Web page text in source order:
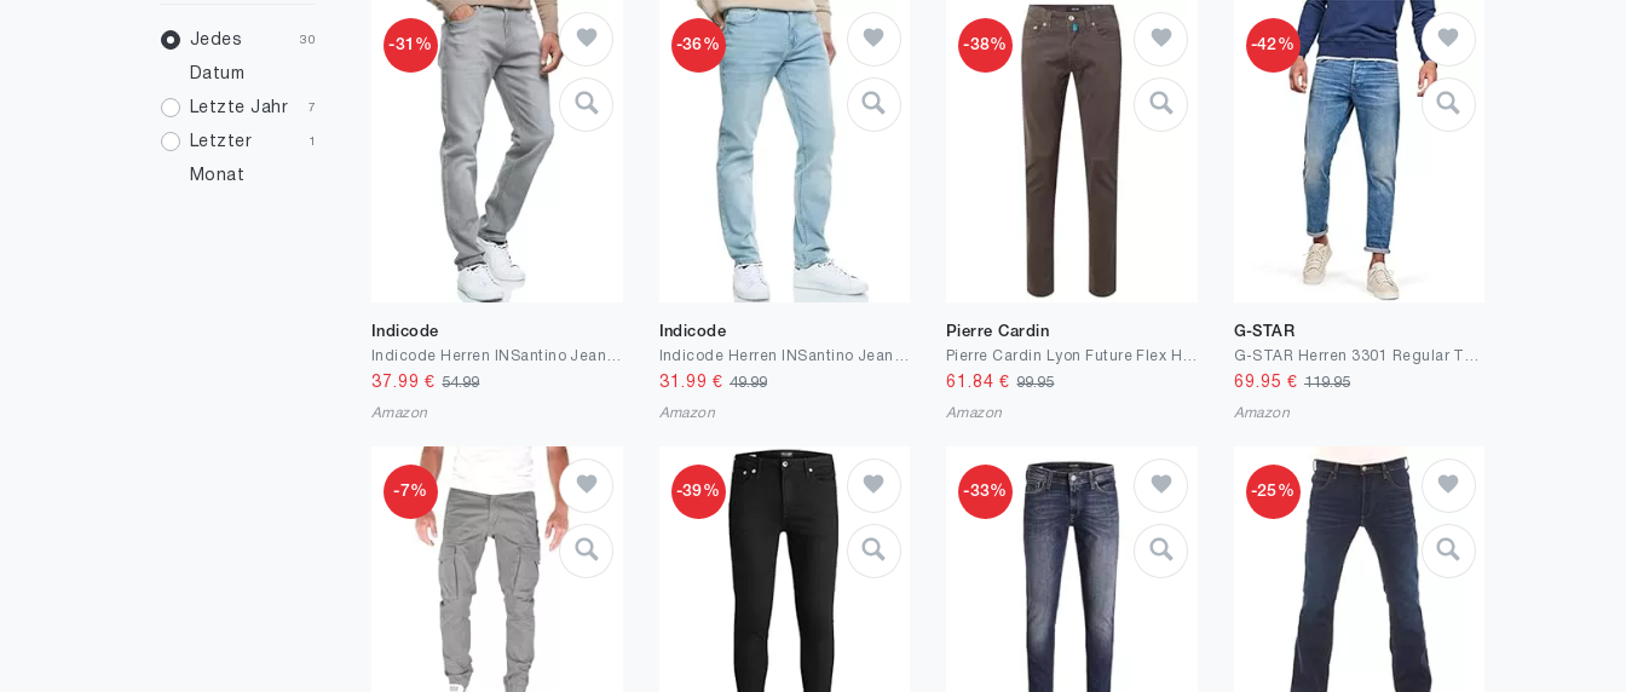
36 4
Jedes
Datum
30
Letzte Jahr 7
Letzter
Monat
1
-31%
Indicode
37.99 €54.99
Amazon
-36%
Indicode
31.99 € 49.99
Amazon
-38%
Pierre Cardin
61.84 €99.95
Amazon
-42%
G-STAR
69.95 € 119.95
Amazon
-7% -39% -33% -25%